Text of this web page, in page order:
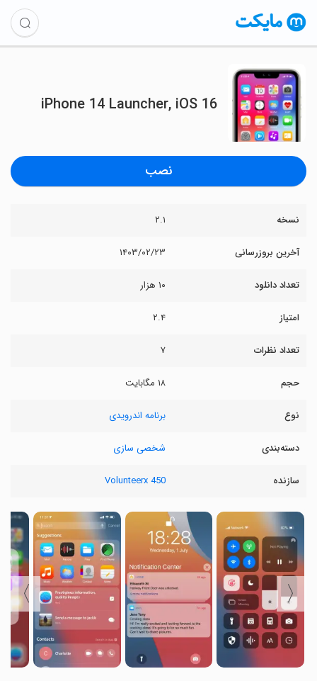
iPhone 14 Launcher, iOS 16
نصب
نسخه ۲.۱
آخرین بروزرسانی ۱۴۰۳/۰۲/۲۳
تعداد دانلود ۱۰ هزار
امتیاز ۲.۴
تعداد نظرات ۷
حجم ۱۸ مگابایت
نوع برنامه اندرویدی
دسته‌بندی شخصی سازی
سازنده Volunteerx 450
〈
〉